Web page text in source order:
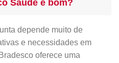
Saúde é bom?
depende muito de
e necessidades em
oferece uma